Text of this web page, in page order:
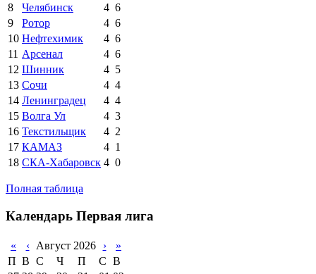
8
Челябинск 4 6
9
Ротор 4 6
10 Нефтехимик 4 6
11 Арсенал 4 6
12 Шинник 4 5
13 Сочи 4 4
14 Ленинградец 4 4
15 Волга Ул 4 3
16 Текстильщик 4 2
17 КАМАЗ 4 1
18 СКА-Хабаровск 4 0
Полная таблица
Календарь Первая лига
« ‹ Август 2026 ›
»
П В С Ч П С В